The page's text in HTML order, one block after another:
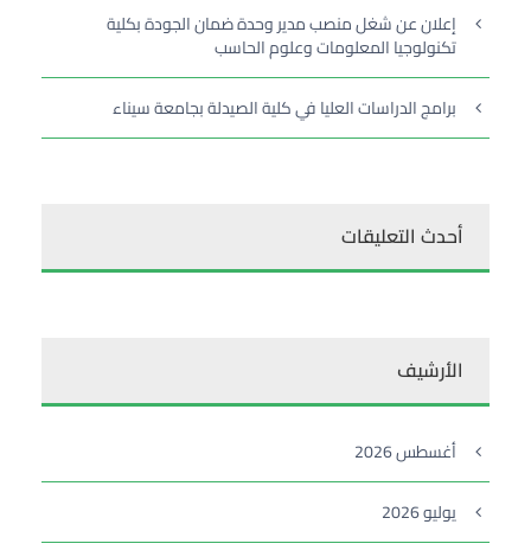
إعلان عن شغل منصب مدير وحدة ضمان الجودة بكلية
تكنولوجيا المعلومات وعلوم الحاسب
برامج الدراسات العليا في كلية الصيدلة بجامعة سيناء
أحدث التعليقات
الأرشيف
أغسطس 2026
يوليو 2026